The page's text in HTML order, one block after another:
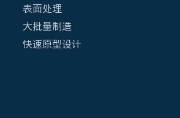
表面处理
大批量制造
快速原型设计